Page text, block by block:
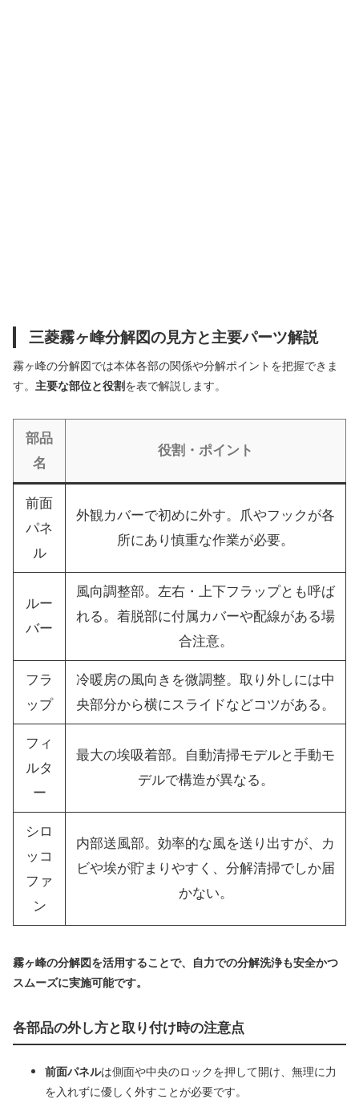
三菱霧ヶ峰分解図の見方と主要パーツ解説
霧ヶ峰の分解図では本体各部の関係や分解ポイントを把握できま
す。 主要な部位と役割を表で解説します。
部品
名
役割・ポイント
前面
パネ
ル
外観カバーで初めに外す。爪やフックが各
所にあり慎重な作業が必要。
ルー
バー
風向調整部。左右・上下フラップとも呼ば
れる。着脱部に付属カバーや配線がある場
合注意。
フラ
ップ
冷暖房の風向きを微調整。取り外しには中
央部分から横にスライドなどコツがある。
フィ
ルタ
ー
最大の埃吸着部。自動清掃モデルと手動モ
デルで構造が異なる。
シロ
ッコ
ファ
ン
内部送風部。効率的な風を送り出すが、カ
ビや埃が貯まりやすく、分解清掃でしか届
かない。
霧ヶ峰の分解図を活用することで、自力での分解洗浄も安全かつ
スムーズに実施可能です。
各部品の外し方と取り付け時の注意点
前面パネルは側面や中央のロックを押して開け、無理に力
を入れずに優しく外すことが必要です。